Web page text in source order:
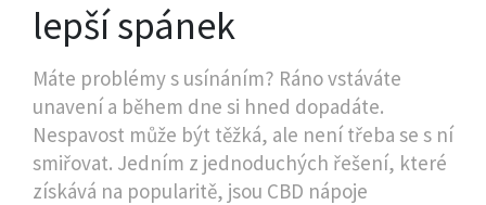
lepší spánek
Máte problémy s usínáním? Ráno vstáváte
unavení a během dne si hned dopadáte.
Nespavost může být těžká, ale není třeba se s ní
smiřovat. Jedním z jednoduchých řešení, které
získává na popularitě, jsou CBD nápoje